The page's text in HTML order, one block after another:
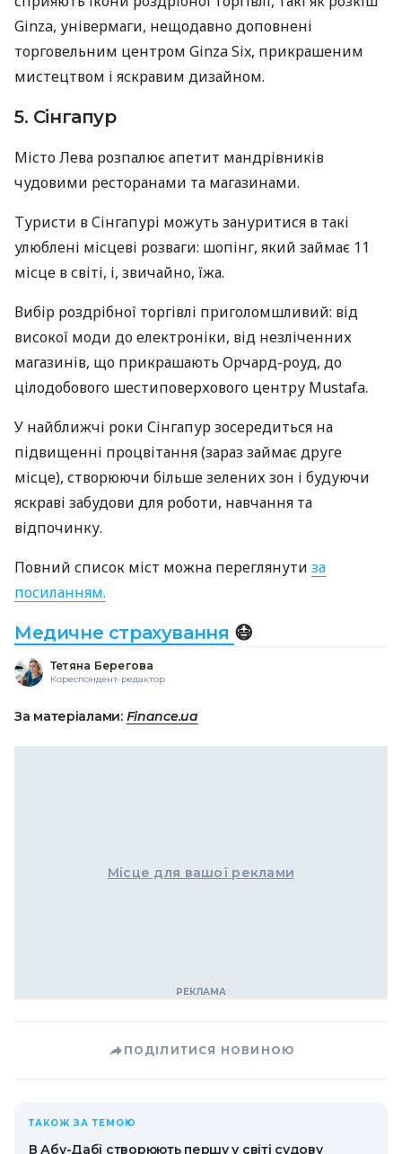
Ginza, універмаги, нещодавно доповнені
торговельним центром Ginza Six, прикрашеним
мистецтвом і яскравим дизайном.
5. Сінгапур
Місто Лева розпалює апетит мандрівників
чудовими ресторанами та магазинами.
Туристи в Сінгапурі можуть зануритися в такі
улюблені місцеві розваги: шопінг, який займає 11
місце в світі, і, звичайно, їжа.
Вибір роздрібної торгівлі приголомшливий: від
високої моди до електроніки, від незліченних
магазинів, що прикрашають Орчард-роуд, до
цілодобового шестиповерхового центру Mustafa.
У найближчі роки Сінгапур зосередиться на
підвищенні процвітання (зараз займає друге
місце), створюючи більше зелених зон і будуючи
яскраві забудови для роботи, навчання та
відпочинку.
Повний список міст можна переглянути за
посиланням.
Медичне страхування 😷
Тетяна Берегова
Кореспондент-редактор
За матеріалами: Finance.ua
Місце для вашої реклами
ПОДІЛИТИСЯ НОВИНОЮ
ТАКОЖ ЗА ТЕМОЮ
В Абу-Дабі створюють першу у світі судову